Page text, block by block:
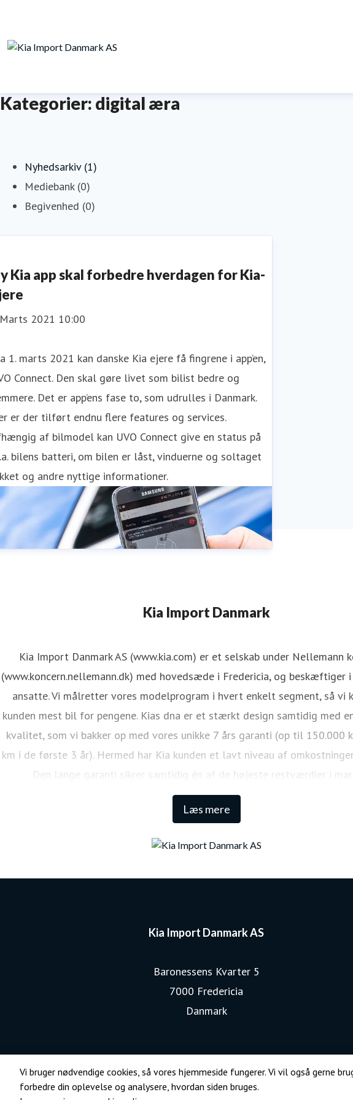
Vi bruger nødvendige cookies, så vores hjemmeside fungerer. Vi vil også gerne
forbedre din oplevelse og analysere, hvordan siden bruges.
Kategorier: digital æra
Nyhedsarkiv (1)
Mediebank (0)
Begivenhed (0)
Kia app skal forbedre hverdagen for Kia-
2021 10:00
1. marts 2021 kan danske Kia ejere få fingrene i app’en,
Connect. Den skal gøre livet som bilist bedre og
Det er app’ens fase to, som udrulles i Danmark.
er der tilført endnu flere features og services.
af bilmodel kan UVO Connect give en status på
bilens batteri, om bilen er låst, vinduerne og soltaget
og andre nyttige informationer.
Kia Import Danmark
Læs mere
Kia Import Danmark AS (www.kia.com) er et selskab under Nellemann
(www.koncern.nellemann.dk) med hovedsæde i Fredericia, og beskæftiger
ansatte. Vi målretter vores modelprogram i hvert enkelt segment, så vi
kunden mest bil for pengene. Kias dna er et stærkt design samtidig med
kvalitet, som vi bakker op med vores unikke 7 års garanti (op til 150.000
km i de første 3 år). Hermed har Kia kunden et lavt niveau af
Den lange garanti sikrer samtidig én af de højeste restværdier i
Kia Import Danmark AS
Baronessens Kvarter 5
7000 Fredericia
Danmark